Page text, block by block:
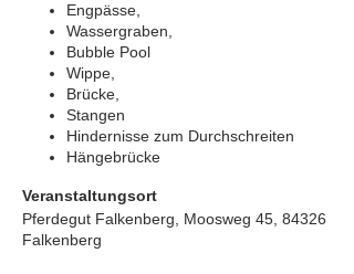
Engpässe,
Wassergraben,
Bubble Pool
Wippe,
Brücke,
Stangen
Hindernisse zum Durchschreiten
Hängebrücke
Veranstaltungsort
Pferdegut Falkenberg, Moosweg 45, 84326
Falkenberg